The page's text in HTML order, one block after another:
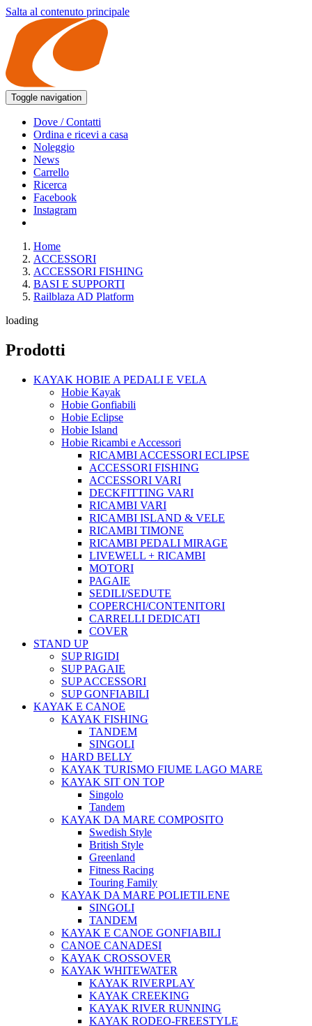
Salta al contenuto principale
Toggle navigation
Dove / Contatti
Ordina e ricevi a casa
Noleggio
News
Carrello
Ricerca
Facebook
Instagram
Home
ACCESSORI
ACCESSORI FISHING
BASI E SUPPORTI
Railblaza AD Platform
loading
Prodotti
KAYAK HOBIE A PEDALI E VELA
Hobie Kayak
Hobie Gonfiabili
Hobie Eclipse
Hobie Island
Hobie Ricambi e Accessori
RICAMBI ACCESSORI ECLIPSE
ACCESSORI FISHING
ACCESSORI VARI
DECKFITTING VARI
RICAMBI VARI
RICAMBI ISLAND & VELE
RICAMBI TIMONE
RICAMBI PEDALI MIRAGE
LIVEWELL + RICAMBI
MOTORI
PAGAIE
SEDILI/SEDUTE
COPERCHI/CONTENITORI
CARRELLI DEDICATI
COVER
STAND UP
SUP RIGIDI
SUP PAGAIE
SUP ACCESSORI
SUP GONFIABILI
KAYAK E CANOE
KAYAK FISHING
TANDEM
SINGOLI
HARD BELLY
KAYAK TURISMO FIUME LAGO MARE
KAYAK SIT ON TOP
Singolo
Tandem
KAYAK DA MARE COMPOSITO
Swedish Style
British Style
Greenland
Fitness Racing
Touring Family
KAYAK DA MARE POLIETILENE
SINGOLI
TANDEM
KAYAK E CANOE GONFIABILI
CANOE CANADESI
KAYAK CROSSOVER
KAYAK WHITEWATER
KAYAK RIVERPLAY
KAYAK CREEKING
KAYAK RIVER RUNNING
KAYAK RODEO-FREESTYLE